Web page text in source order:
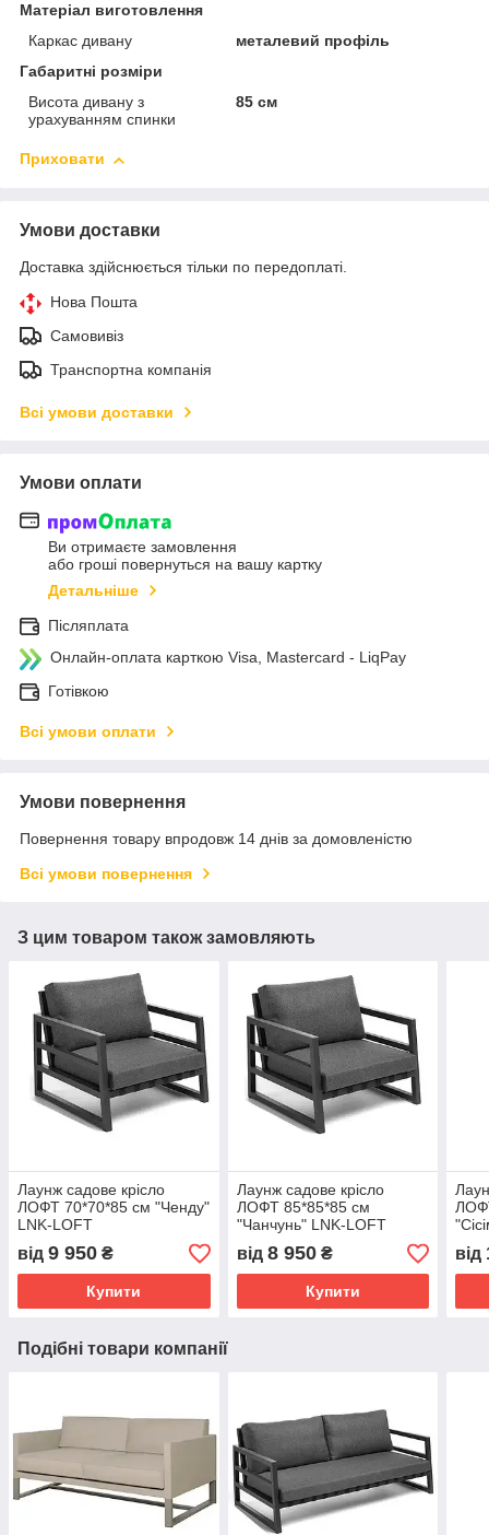
Матеріал виготовлення
Каркас дивану
металевий профіль
Габаритні розміри
Висота дивану з
урахуванням спинки
85 см
Приховати
Умови доставки
Доставка здійснюється тільки по передоплаті.
Нова Пошта
Самовивіз
Транспортна компанія
Всі умови доставки
Умови оплати
Ви отримаєте замовлення
або гроші повернуться на вашу картку
Детальніше
Післяплата
Онлайн-оплата карткою Visa, Mastercard - LiqPay
Готівкою
Всі умови оплати
Умови повернення
Повернення товару впродовж 14 днів за домовленістю
Всі умови повернення
З цим товаром також замовляють
Лаунж садове крісло
ЛОФТ 70*70*85 см "Ченду"
LNK-LOFT
від 9 950 ₴
Купити
Лаунж садове крісло
ЛОФТ 85*85*85 см
"Чанчунь" LNK-LOFT
від 8 950₴
Купити
від
Подібні товари компанії